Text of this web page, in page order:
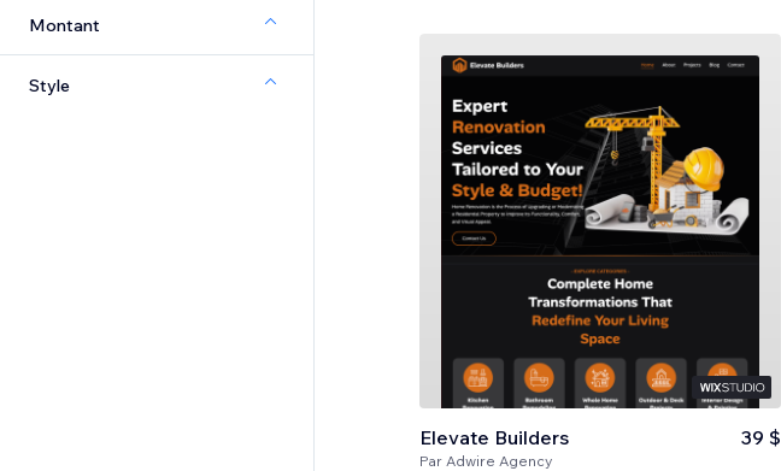
Montant
Style
Elevate Builders
Par Adwire Agency
39 $